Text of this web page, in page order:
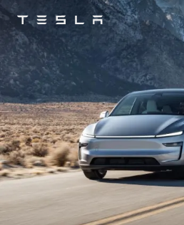
Tesla
Skip to main content